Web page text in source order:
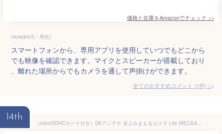
価格と在庫をAmazonでチェック >>
nkzw(60代・男性)
スマートフォンから、専用アプリを使用していつでもどこから
でも映像を確認できます。マイクとスピーカーが搭載しており
、離れた場所からでもカメラを通して声掛けができます。
全てのおすすめコメント (1件) >
14th
（microSDHCカード付き）DXアンテナ 卓上みまもるカメラ Lite WECAA1 見守りカメラ ＆ microSDHCカード32GBセット 省スペース 遠隔操作 家庭用 赤ちゃん ペット 子供 高齢者 高画質 小型 防犯 室内 ワイヤレス IPカメラ Wi-Fi 録画対応 高性能（ラッピング不可）